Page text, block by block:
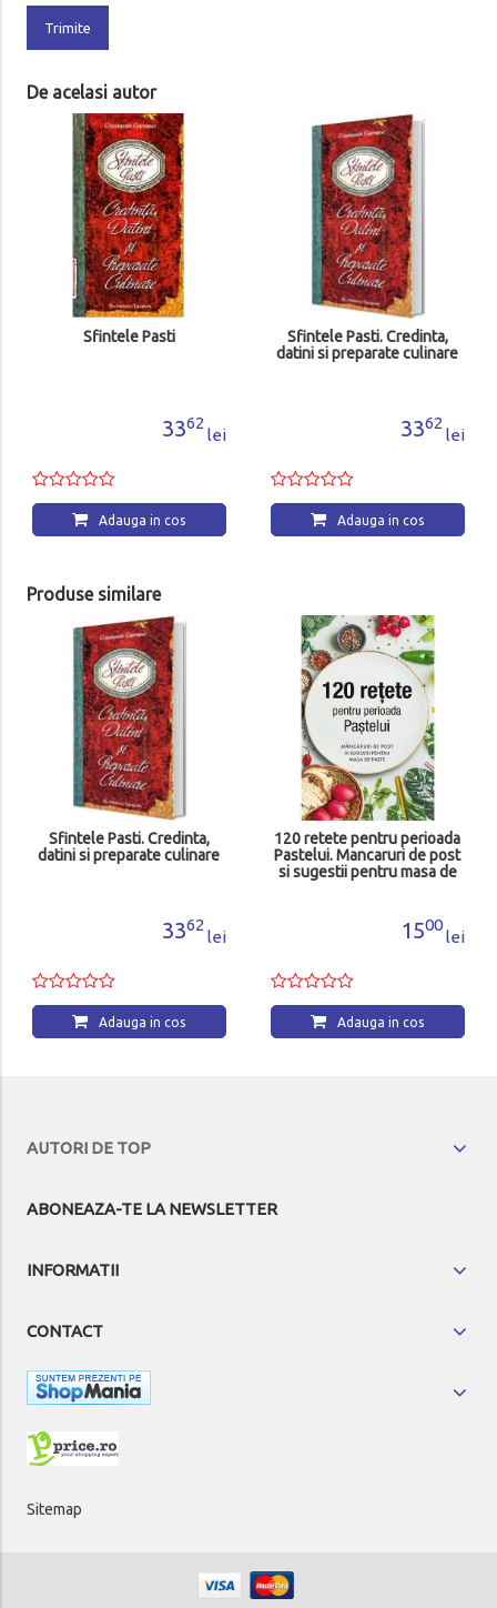
Trimite
De acelasi autor
Sfintele Pasti
3362
lei
Adauga in cos
Sfintele Pasti. Credinta,
datini si preparate culinare
3362
lei
Adauga in cos
Produse similare
Sfintele Pasti. Credinta,
datini si preparate culinare
3362
lei
Adauga in cos
120 retete pentru perioada
Pastelui. Mancaruri de post
si sugestii pentru masa de
1500
lei
Adauga in cos
AUTORI DE TOP
ABONEAZA-TE LA NEWSLETTER
INFORMATII
CONTACT
Sitemap